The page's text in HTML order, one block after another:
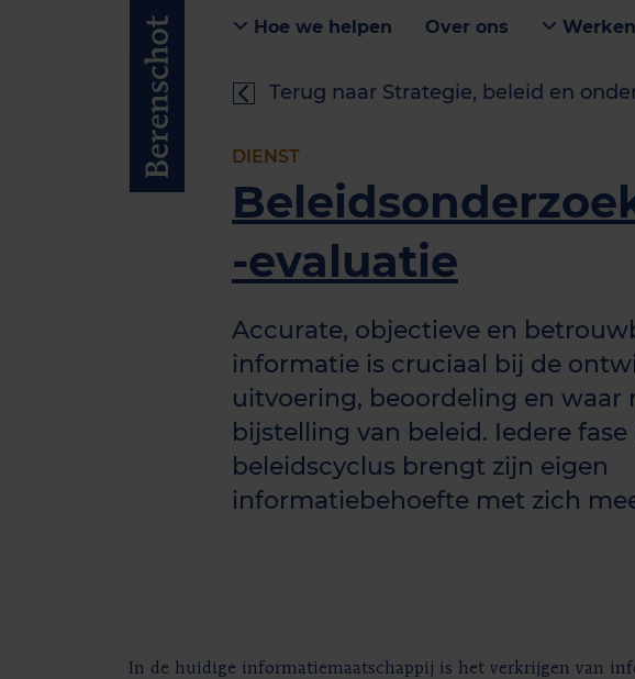
Hoe we helpen Over ons
Terug naar Strategie, beleid en
DIENST
-evaluatie
Accurate, objectieve en
informatie is cruciaal bij de
uitvoering, beoordeling en waar
bijstelling van beleid. Iedere fase
beleidscyclus brengt zijn eigen
informatiebehoefte met zich
In de huidige informatiemaatschappij is het verkrijgen van